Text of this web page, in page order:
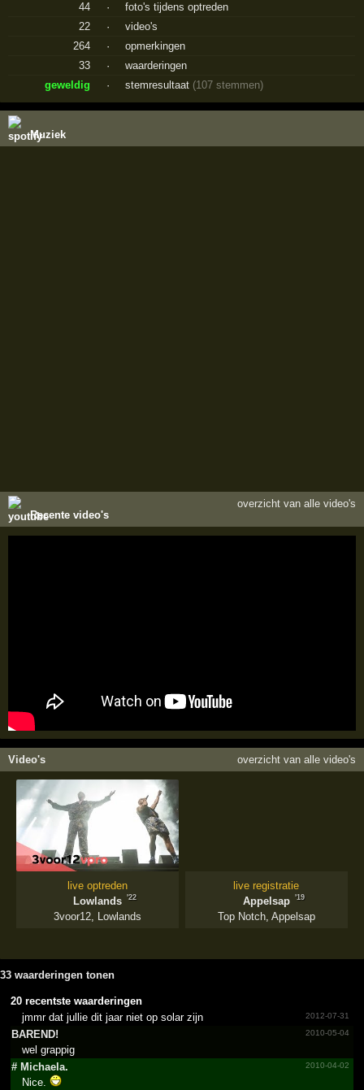
44
·
foto's tijdens optreden
22
·
video's
264
·
opmerkingen
33
·
waarderingen
geweldig
· stemresultaat (107 stemmen)
Muziek
Recente video's
overzicht van alle video's
Video's overzicht van alle video's
live optreden
Lowlands
'22
3voor12 Lowlands
live registratie
Appelsap
'19
Top Notch, Appelsap
33 waarderingen tonen
20 recentste waarderingen
2012-07-31
jmmr dat jullie dit jaar niet op solar zijn
BAREND!
2010-05-04
wel grappig
# Michaela.
2010-04-02
Nice.